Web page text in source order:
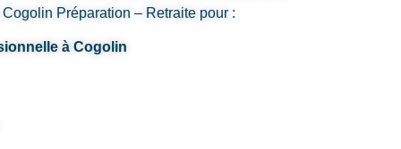
Préparation – Retraite pour :
à Cogolin